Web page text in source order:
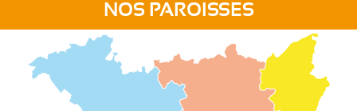
NOS PAROISSES